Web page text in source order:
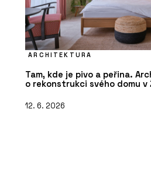
ARCHITEKTURA
Tam, kde je pivo a peřina.
o rekonstrukci svého domu v
12. 6. 2026